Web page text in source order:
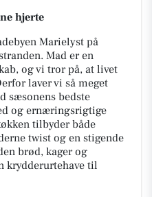
hjerte
Marielyst på
Mad er en
og vi tror på, at livet
laver vi så meget
sæsonens bedste
og ernæringsrigtige
tilbyder både
twist og en stigende
brød, kager og
krydderurtehave til